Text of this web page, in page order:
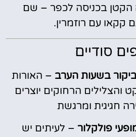
בכניסה לכפר – שם
קקאו עם רוזמרין.
סודיים
בשעות הערב – האורות
והצלילים הרחוקים יוצרים
חגיגית ומרגשת
פולקלור – לעיתים יש